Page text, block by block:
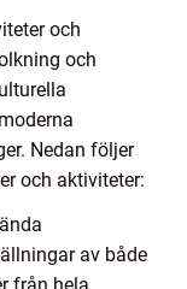
och
och
Nedan följer
och aktiviteter:
av både